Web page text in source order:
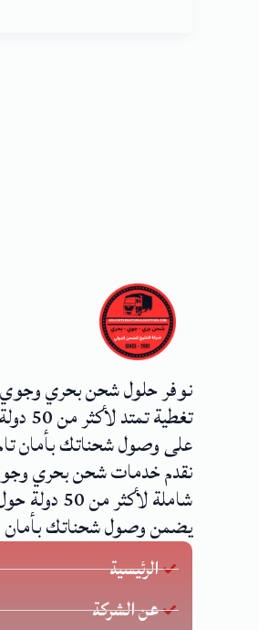
نوفر حلول شحن بحري
على وصول شحناتك بأمان
نقدم خدمات شحن بحري
شاملة
يضمن وصول شحناتك بأمان
الرئيسية
عن الشركة